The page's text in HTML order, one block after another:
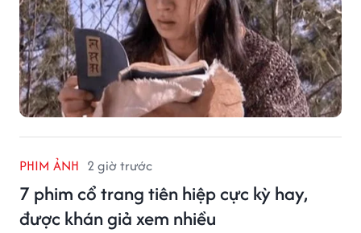
PHIM ẢNH 2 giờ trước
7 phim cổ trang tiên hiệp cực kỳ hay,
được khán giả xem nhiều